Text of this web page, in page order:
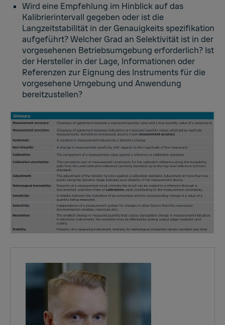
Wird eine Empfehlung im Hinblick auf das
Kalibrierintervall gegeben oder ist die
Langzeitstabilität in der Genauigkeits spezifikation
aufgeführt? Welcher Grad an Selektivität ist in der
vorgesehenen Betriebsumgebung erforderlich? Ist
der Hersteller in der Lage, Informationen oder
Referenzen zur Eignung des Instruments für die
vorgesehene Umgebung und Anwendung
bereitzustellen?